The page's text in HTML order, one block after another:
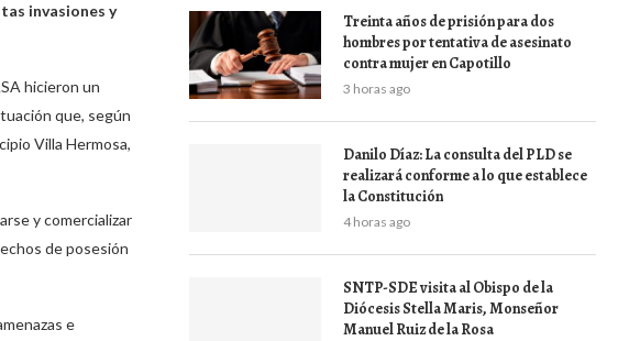
invasiones y
hicieron un
que, según
Villa Hermosa,
y comercializar
de posesión
e
Treinta años de prisión para dos
hombres por tentativa de asesinato
contra mujer en Capotillo
3 horas ago
Danilo Díaz: La consulta del PLD se
realizará conforme a lo que establece
la Constitución
4 horas ago
SNTP-SDE visita al Obispo de la
Diócesis Stella Maris, Monseñor
Manuel Ruiz de la Rosa